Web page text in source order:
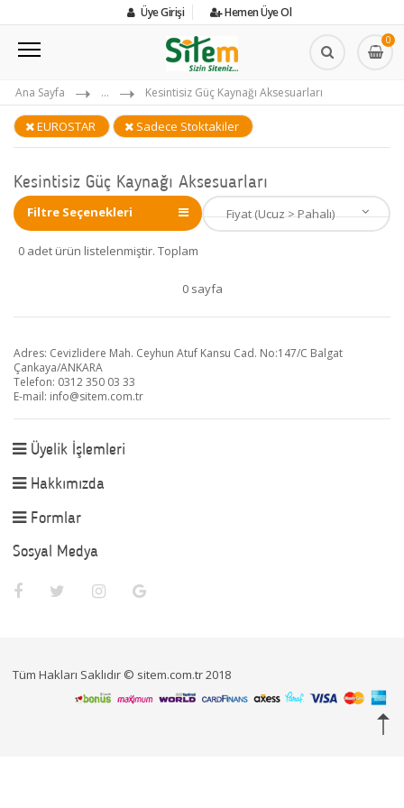
Üye Girişi Hemen Üye Ol
0
Ana Sayfa ... Kesintisiz Güç Kaynağı Aksesuarları
EUROSTAR Sadece Stoktakiler
Kesintisiz Güç Kaynağı Aksesuarları
Filtre Seçenekleri
0 adet ürün listelenmiştir. Toplam
0 sayfa
Adres: Cevizlidere Mah. Ceyhun Atuf Kansu Cad. No:147/C Balgat
Çankaya/ANKARA
Telefon: 0312 350 03 33
E-mail: info@sitem.com.tr
Üyelik İşlemleri
Hakkımızda
Formlar
Sosyal Medya
Tüm Hakları Saklıdır © sitem.com.tr 2018